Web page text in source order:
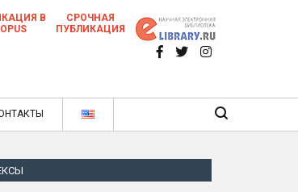
в ежемесячном научном
журнале
В
СРОЧНАЯ
ПУБЛИКАЦИЯ